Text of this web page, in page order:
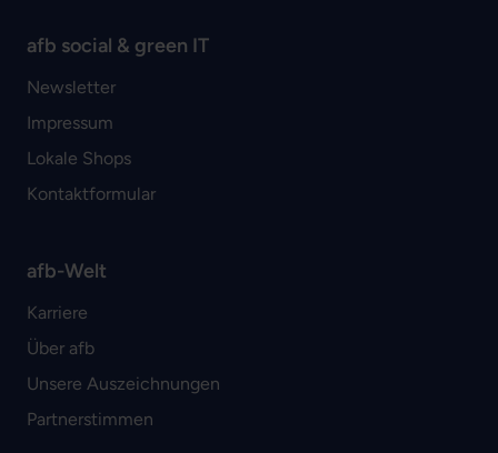
afb social & green IT
Newsletter
Impressum
Lokale Shops
Kontaktformular
afb-Welt
Karriere
Über afb
Unsere Auszeichnungen
Partnerstimmen